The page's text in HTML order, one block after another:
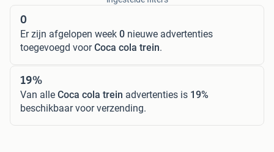
0
Er zijn afgelopen week 0 nieuwe advertenties
toegevoegd voorCoca cola trein.
19%
Van alle Coca cola trein advertenties is 19%
beschikbaar voor verzending.